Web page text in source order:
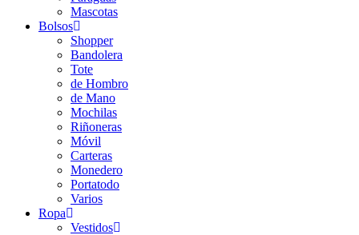
Mascotas
Bolsos
Shopper
Bandolera
Tote
de Hombro
de Mano
Mochilas
Riñoneras
Móvil
Carteras
Monedero
Portatodo
Varios
Ropa
Vestidos